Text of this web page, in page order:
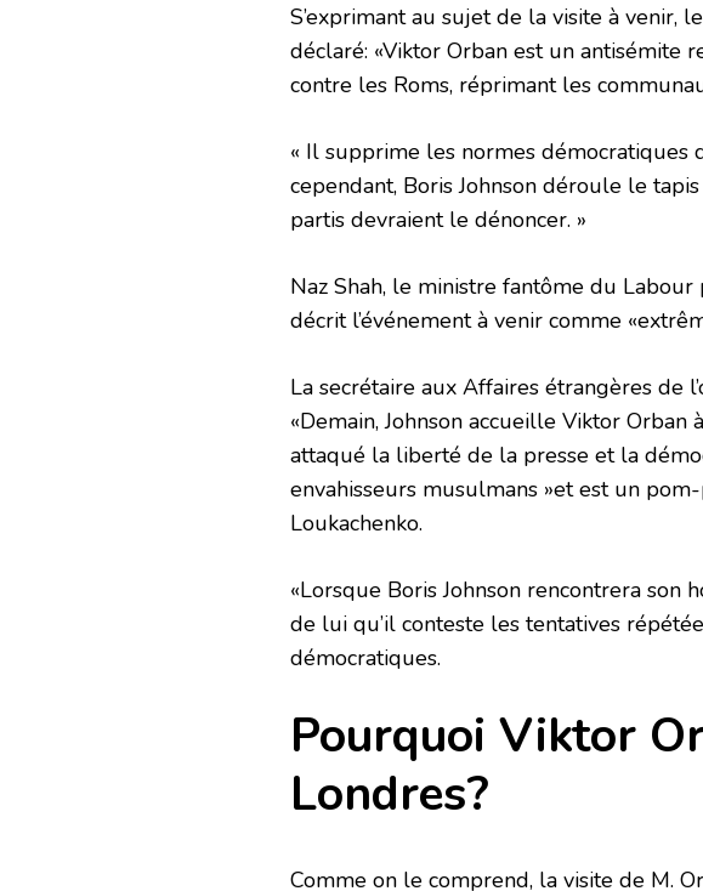
S’exprimant au sujet de la visite à venir,
déclaré: «Viktor Orban est un antisémite
contre les Roms, réprimant les
« Il supprime les normes démocratiques
cependant, Boris Johnson déroule le
partis devraient le dénoncer. »
Naz Shah, le ministre fantôme du
décrit l’événement à venir comme
La secrétaire aux Affaires étrangères de
«Demain, Johnson accueille Viktor
attaqué la liberté de la presse et la
envahisseurs musulmans »et est un
Loukachenko.
«Lorsque Boris Johnson rencontrera son
de lui qu’il conteste les tentatives
démocratiques.
Pourquoi Viktor
Londres?
Comme on le comprend, la visite de M.